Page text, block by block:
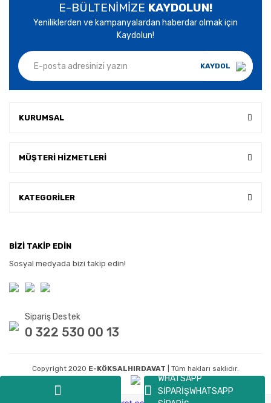
WHATSAPP
SİPARİŞWHATSAPP
E-BÜLTENİMİZE KAYDOLUN!
Yeniliklerden ve kampanyalardan haberdar olmak için
Kaydolun!
KAYDOL
KURUMSAL
MÜŞTERİ HİZMETLERİ
KATEGORİLER
BİZİ TAKİP EDİN
Sosyal medyada bizi takip edin!
Sipariş Destek
0 322 530 00 13
Copyright 2020 E-KÖKSALHIRDAVAT | Tüm hakları saklıdır.